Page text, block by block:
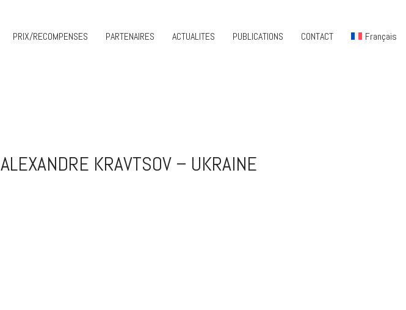
PRIX/RECOMPENSES PARTENAIRES ACTUALITES PUBLICATIONS CONTACT Français
ALEXANDRE KRAVTSOV – UKRAINE